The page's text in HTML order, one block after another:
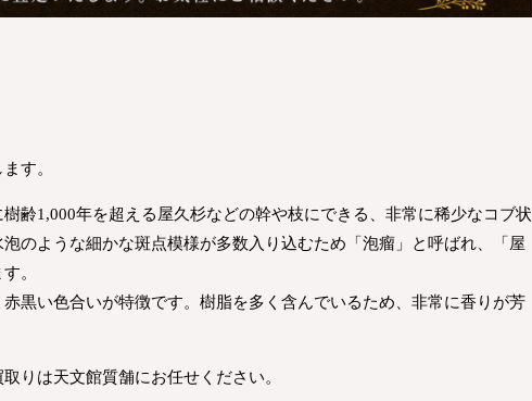
す。
齢1,000年を超える屋久杉などの幹や枝にできる、非常に稀少なコブ状
のような細かな斑点模様が多数入り込むため「泡瘤」と呼ばれ、「屋
。
黒い色合いが特徴です。樹脂を多く含んでいるため、非常に香りが芳
りは天文館質舗にお任せください。